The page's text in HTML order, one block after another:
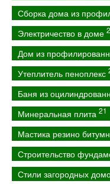
Сборка дома из
Электричество в доме
Дом из
Утеплитель пеноплекс
Баня из
Минеральная плита 21
Мастика резино
Строительство
Стили загородных